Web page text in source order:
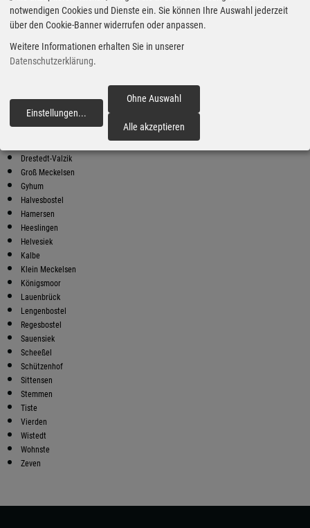
Super E10
Zum Hochkamp 1
Preiswerter tanken - finden Sie die günstigsten Benzin und Diesel
Preise in Ihrer Stadt
Drestedt-Valzik
Groß Meckelsen
Gyhum
Halvesbostel
Hamersen
Heeslingen
Helvesiek
Kalbe
Klein Meckelsen
Königsmoor
Lauenbrück
Lengenbostel
Regesbostel
Sauensiek
Scheeßel
Schützenhof
Sittensen
Stemmen
Tiste
Vierden
Wistedt
Wohnste
Zeven
notwendigen Cookies und Dienste ein. Sie können Ihre Auswahl jederzeit
über den Cookie-Banner widerrufen oder anpassen.
Weitere Informationen erhalten Sie in unserer
Datenschutzerklärung.
Einstellungen...
Ohne Auswahl
Alle akzeptieren